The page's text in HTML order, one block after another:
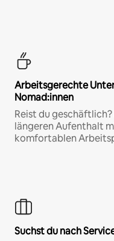
Arbeitsgerechte
Nomad:innen
Reist du
längeren Aufenthalt
komfortablen
Suchst du nach